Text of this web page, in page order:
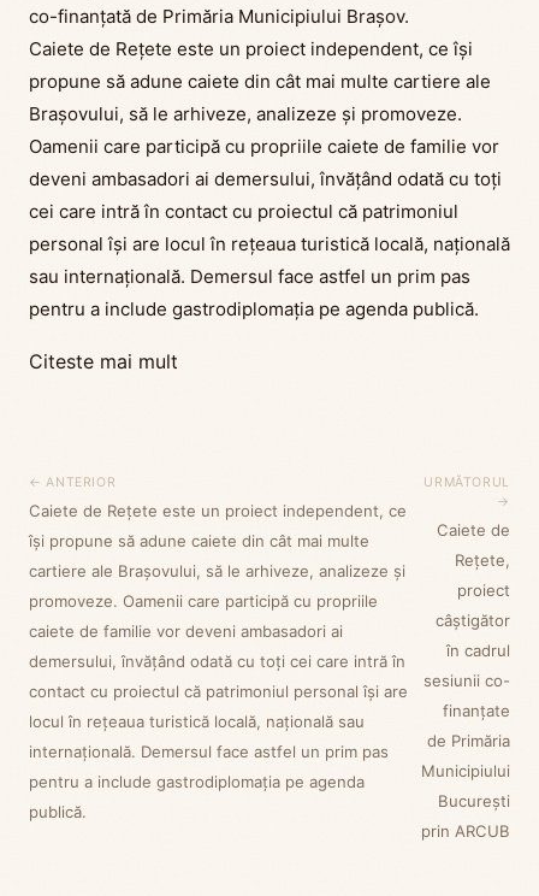
co-finanțată de Primăria Municipiului Brașov.
Caiete de Rețete este un proiect independent, ce își
propune să adune caiete din cât mai multe cartiere ale
Brașovului, să le arhiveze, analizeze și promoveze.
Oamenii care participă cu propriile caiete de familie vor
deveni ambasadori ai demersului, învățând odată cu toți
cei care intră în contact cu proiectul că patrimoniul
personal își are locul în rețeaua turistică locală, națională
sau internațională. Demersul face astfel un prim pas
pentru a include gastrodiplomaţia pe agenda publică.
Citeste mai mult
← ANTERIOR
Caiete de Rețete este un proiect independent, ce
își propune să adune caiete din cât mai multe
cartiere ale Brașovului, să le arhiveze, analizeze și
promoveze. Oamenii care participă cu propriile
caiete de familie vor deveni ambasadori ai
demersului, învățând odată cu toți cei care intră în
contact cu proiectul că patrimoniul personal își are
locul în rețeaua turistică locală, națională sau
internațională. Demersul face astfel un prim pas
pentru a include gastrodiplomaţia pe agenda
publică.
URMĂTORUL
→
Caiete de
Rețete,
proiect
câștigător
în cadrul
sesiunii co-
finanțate
de Primăria
Municipiului
București
prin ARCUB